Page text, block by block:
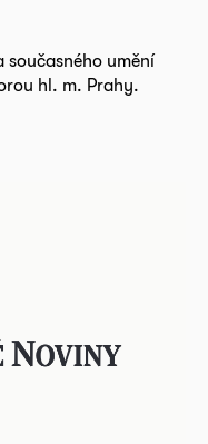
umění
hl. m. Prahy.